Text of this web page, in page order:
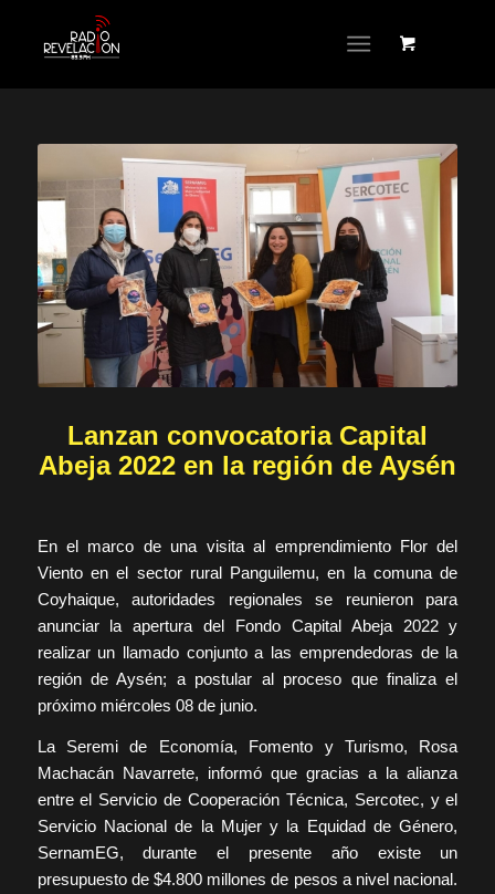
Lanzan convocatoria Capital
Abeja 2022 en la región de Aysén
En el marco de una visita al emprendimiento Flor del
Viento en el sector rural Panguilemu, en la comuna de
Coyhaique, autoridades regionales se reunieron para
anunciar la apertura del Fondo Capital Abeja 2022 y
realizar un llamado conjunto a las emprendedoras de la
región de Aysén; a postular al proceso que finaliza el
próximo miércoles 08 de junio.
La Seremi de Economía, Fomento y Turismo, Rosa
Machacán Navarrete, informó que gracias a la alianza
entre el Servicio de Cooperación Técnica, Sercotec, y el
Servicio Nacional de la Mujer y la Equidad de Género,
SernamEG, durante el presente año existe un
presupuesto de $4.800 millones de pesos a nivel nacional.